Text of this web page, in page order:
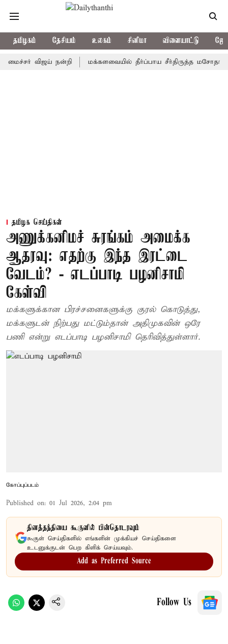
தமிழகம் தேசியம் உலகம் சினிமா விளையாட்டு
விஜய் நன்றி மக்களவையில் தீர்ப்பாய சீர்திருத்த மசோதா
தமிழக செய்திகள்
அணுக்கனிமச் சுரங்கம் அமைக்க
ஆதரவு: எதற்கு இந்த இரட்டை
வேடம்? - எடப்பாடி பழனிசாமி
கேள்வி
மக்களுக்கான பிரச்சனைகளுக்கு குரல் கொடுத்து,
மக்களுடன் நிற்பது மட்டும்தான் அதிமுகவின் ஒரே
பணி என்று எடப்பாடி பழனிசாமி தெரிவித்துள்ளார்.
கோப்புப்படம்
Published on: 01 Jul 2026, 2:04 pm
தினத்தந்தியை கூகுளில் பின்தொடரவும்
கூகுள் செய்திகளில் எங்களின் முக்கியச் செய்திகளை
உடனுக்குடன் பெற கிளிக் செய்யவும்.
Add as Preferred Source
Follow Us